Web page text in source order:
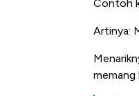
Contoh
Artinya:
memang